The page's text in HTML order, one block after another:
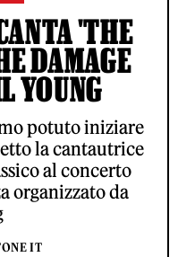
'THE
DAMAGE
YOUNG
potuto iniziare
la cantautrice
al concerto
organizzato da
IT